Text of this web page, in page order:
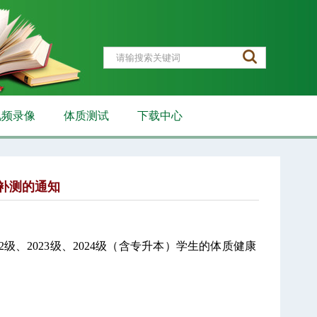
录像 体质测试 下载中心
测的通知
级、2023级、2024级（含专升本） 学生的体质健康